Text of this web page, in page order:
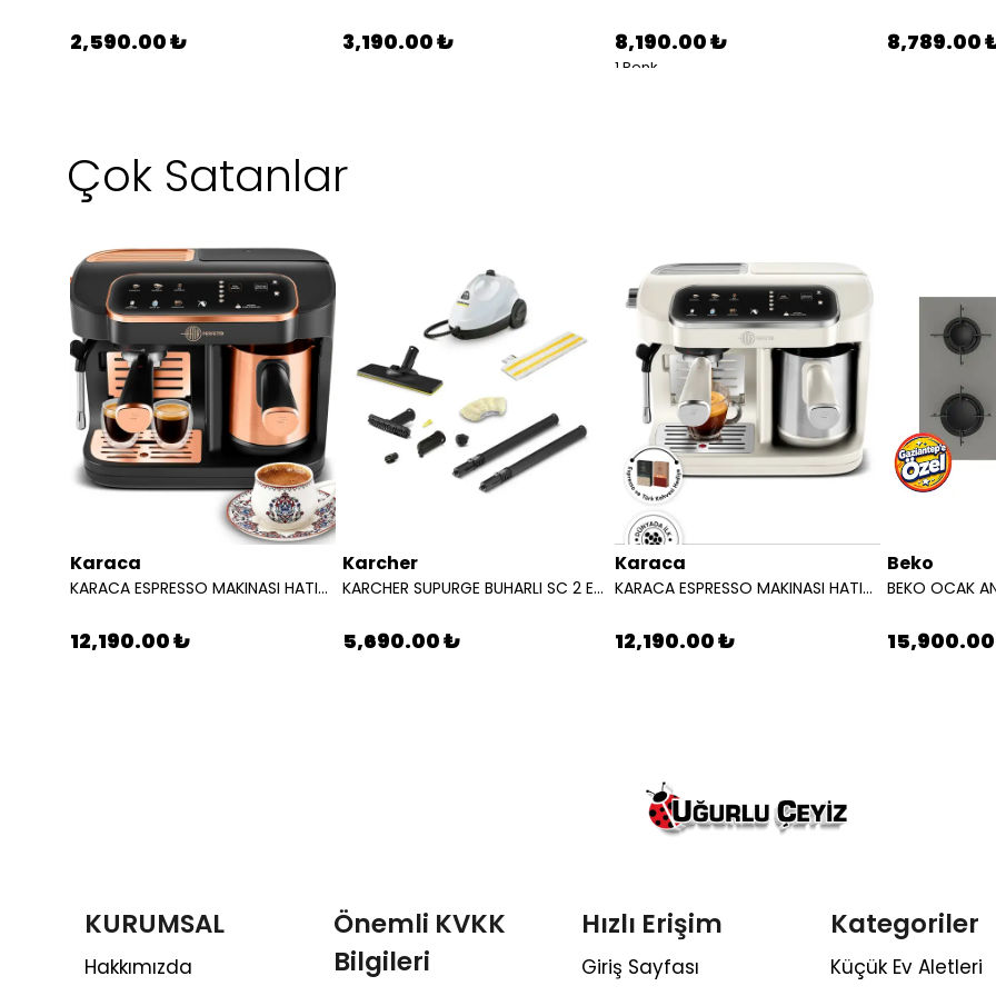
2,590.00 ₺ 3,190.00 ₺ 8,190.00 ₺
1 Renk
8,789.00
Çok Satanlar
Karaca
KARACA ESPRESSO MAKINASI HATIR PERFETTO ESPRESSO T.K.M. COPPER 8683650465904
12,190.00 ₺
Karcher
KARCHER SUPURGE BUHARLI SC 2 EASYFIX EU BEYAZ 15126000
5,690.00 ₺
Karaca
KARACA ESPRESSO MAKINASI HATIR PERFETTO ESPRESSO T.K.M.STARLIGHT 8683650465911
12,190.00 ₺
Beko
KURUMSAL
Hakkımızda
Önemli KVKK
Bilgileri
Hızlı Erişim
Giriş Sayfası
Kategoriler
Küçük Ev Aletleri